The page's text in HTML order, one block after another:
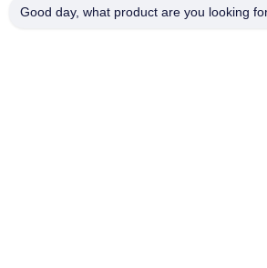
গোপনীয়তা নীতি |সাইট ম্যাপ
Good day, what product are you looking